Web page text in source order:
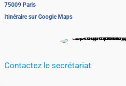
75009 Paris
Itinéraire sur Google Maps
Contactez le secrétariat